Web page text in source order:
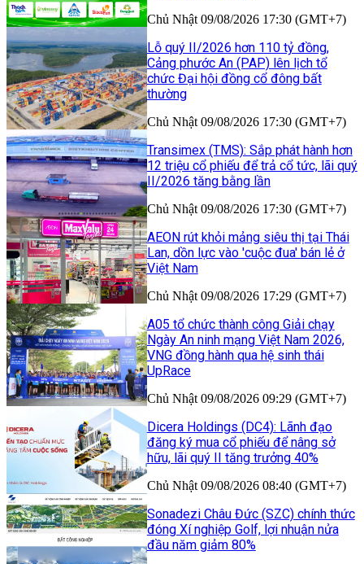
Chủ Nhật 09/08/2026 17:30 (GMT+7)
Lỗ quý II/2026 hơn 110 tỷ đồng,
Cảng phước An (PAP) lên lịch tổ
chức Đại hội đồng cổ đông bất
thường
Chủ Nhật 09/08/2026 17:30 (GMT+7)
Transimex (TMS): Sắp phát hành hơn
12 triệu cổ phiếu để trả cổ tức, lãi quý
II/2026 tăng bằng lần
Chủ Nhật 09/08/2026 17:30 (GMT+7)
AEON rút khỏi mảng siêu thị tại Thái
Lan, dồn lực vào 'cuộc đua' bán lẻ ở
Việt Nam
Chủ Nhật 09/08/2026 17:29 (GMT+7)
A05 tổ chức thành công Giải chạy
Ngày An ninh mạng Việt Nam 2026,
VNG đồng hành qua hệ sinh thái
UpRace
Chủ Nhật 09/08/2026 09:29 (GMT+7)
Dicera Holdings (DC4): Lãnh đạo
đăng ký mua cổ phiếu để nâng sở
hữu, lãi quý II tăng trưởng 40%
Chủ Nhật 09/08/2026 08:40 (GMT+7)
Sonadezi Châu Đức (SZC) chính thức
đóng Xí nghiệp Golf, lợi nhuận nửa
đầu năm giảm 80%